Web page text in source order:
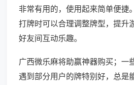
非常有用的，使用起来简单便捷
打牌时可以合理调整牌型，提升
好友间互动乐趣。
广西微乐麻将助赢神器购买；一
遇到部分用户的牌特别好，总是